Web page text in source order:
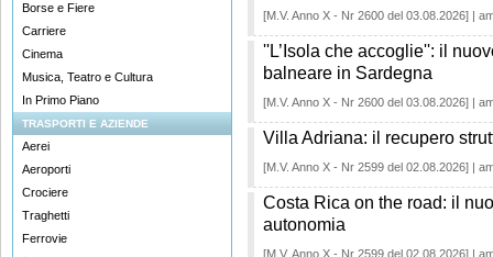
Borse e Fiere
Carriere
Cinema
Musica, Teatro e Cultura
In Primo Piano
TRASPORTI E AZIENDE
Aerei
Aeroporti
Crociere
Traghetti
Ferrovie
[M.V. Anno X - Nr 2600 del 03.08.2026] |
''L’Isola che accoglie'': il
balneare in Sardegna
[M.V. Anno X - Nr 2600 del 03.08.2026] |
Villa Adriana: il recupero
[M.V. Anno X - Nr 2599 del 02.08.2026] |
Costa Rica on the road: il
autonomia
[M.V. Anno X - Nr 2599 del 02.08.2026] |